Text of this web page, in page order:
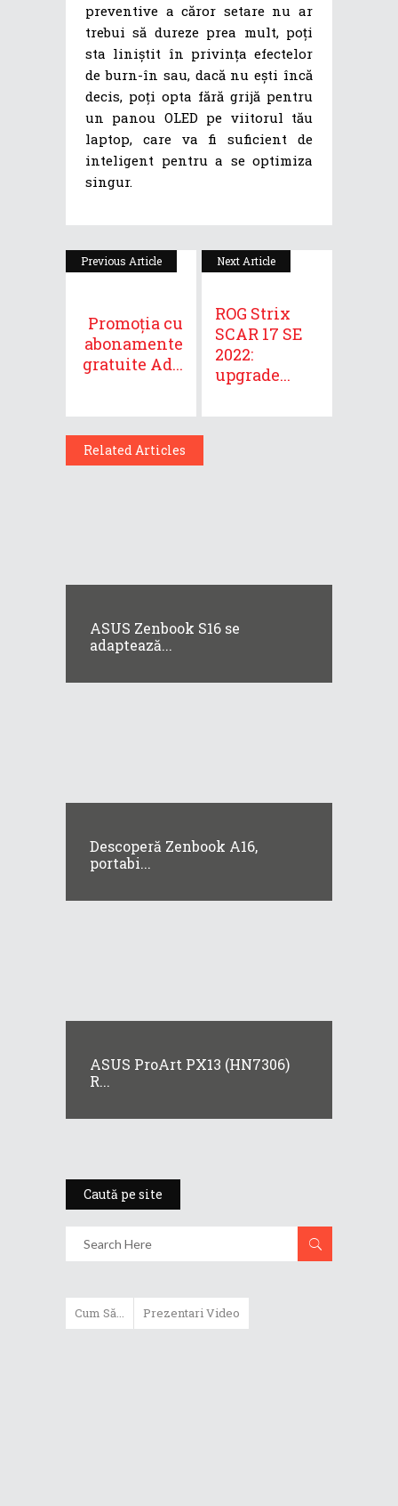
preventive a căror setare nu ar
trebui să dureze prea mult, poți
sta liniștit în privința efectelor
de burn-în sau, dacă nu ești încă
decis, poți opta fără grijă pentru
un panou OLED pe viitorul tău
laptop, care va fi suficient de
inteligent pentru a se optimiza
singur.
Previous Article
Promoția cu
abonamente
gratuite Ad...
Next Article
ROG Strix
SCAR 17 SE
2022:
upgrade...
Related Articles
ASUS Zenbook S16 se
adaptează...
Descoperă Zenbook A16,
portabi...
ASUS ProArt PX13 (HN7306)
R...
Caută pe site
Cum Să... Prezentari Video